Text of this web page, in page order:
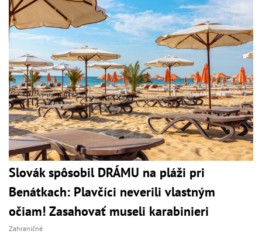
Slovák spôsobil DRÁMU na pláži pri
Benátkach: Plavčíci neverili vlastným
očiam! Zasahovať museli karabinieri
Zahraničné